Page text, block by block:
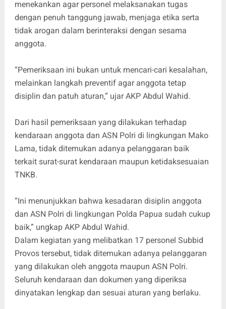
menekankan agar personel melaksanakan tugas
dengan penuh tanggung jawab, menjaga etika serta
tidak arogan dalam berinteraksi dengan sesama
anggota.
“Pemeriksaan ini bukan untuk mencari-cari kesalahan,
melainkan langkah preventif agar anggota tetap
disiplin dan patuh aturan,” ujar AKP Abdul Wahid.
Dari hasil pemeriksaan yang dilakukan terhadap
kendaraan anggota dan ASN Polri di lingkungan Mako
Lama, tidak ditemukan adanya pelanggaran baik
terkait surat-surat kendaraan maupun ketidaksesuaian
TNKB.
“Ini menunjukkan bahwa kesadaran disiplin anggota
dan ASN Polri di lingkungan Polda Papua sudah cukup
baik,” ungkap AKP Abdul Wahid.
Dalam kegiatan yang melibatkan 17 personel Subbid
Provos tersebut, tidak ditemukan adanya pelanggaran
yang dilakukan oleh anggota maupun ASN Polri.
Seluruh kendaraan dan dokumen yang diperiksa
dinyatakan lengkap dan sesuai aturan yang berlaku.